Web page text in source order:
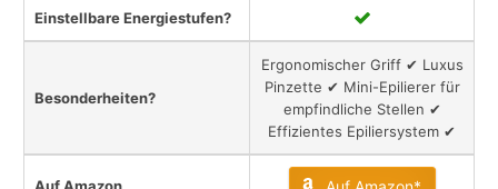
Einstellbare Energiestufen?
Besonderheiten?
Ergonomischer Griff ✔ Luxus
Pinzette ✔ Mini-Epilierer für
empfindliche Stellen ✔
Effizientes Epiliersystem ✔